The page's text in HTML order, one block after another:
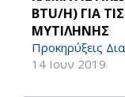
BTU/H) ΓΙΑ
ΜΥΤΙΛΗΝΗΣ
Προκηρύξεις
14 Ιουν 2019